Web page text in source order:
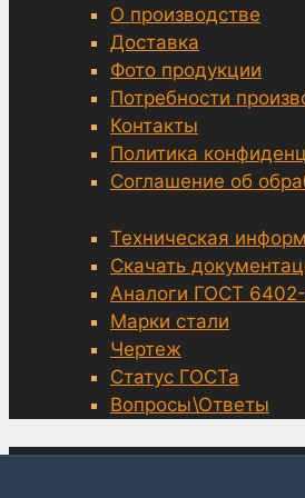
О производстве
Доставка
Фото продукции
Потребности
Контакты
Политика
Соглашение об
Техническая
Скачать
Аналоги ГОСТ
Марки стали
Чертеж
Статус ГОСТа
Вопросы\Ответы